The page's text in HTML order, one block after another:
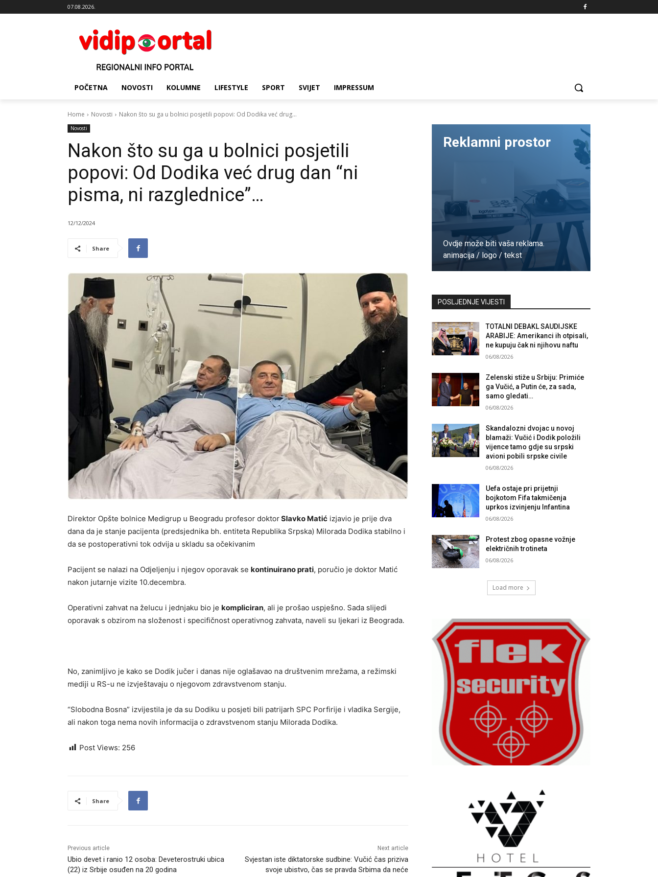
07.08.2026.
POČETNA NOVOSTI KOLUMNE LIFESTYLE SPORT SVIJET IMPRESSUM
Home Novosti Nakon što su ga u bolnici posjetili popovi: Od Dodika već drug...
Novosti
Nakon što su ga u bolnici posjetili
popovi: Od Dodika već drug dan “ni
pisma, ni razglednice”…
12/12/2024
Share
Direktor Opšte bolnice Medigrup u Beogradu profesor doktorSlavko Matić izjavio je prije dva
dana da je stanje pacijenta (predsjednika bh. entiteta Republika Srpska) Milorada Dodika stabilno i
da se postoperativni tok odvija u skladu sa očekivanim
Pacijent se nalazi na Odjeljenju i njegov oporavak se kontinuirano prati, poručio je doktor Matić
nakon jutarnje vizite 10.decembra.
Operativni zahvat na želucu i jednjaku bio je kompliciran, ali je prošao uspješno. Sada slijedi
oporavak s obzirom na složenost i specifičnost operativnog zahvata, naveli su ljekari iz Beograda.
No, zanimljivo je kako se Dodik jučer i danas nije oglašavao na društvenim mrežama, a režimski
mediji u RS-u ne izvještavaju o njegovom zdravstvenom stanju.
“Slobodna Bosna” izvijestila je da su Dodiku u posjeti bili patrijarh SPC Porfirije i vladika Sergije,
ali nakon toga nema novih informacija o zdravstvenom stanju Milorada Dodika.
Post Views: 256
Share
Previous article
Ubio devet i ranio 12 osoba: Deveterostruki ubica
(22) iz Srbije osuđen na 20 godina
Next article
Svjestan iste diktatorske sudbine: Vučić čas priziva
svoje ubistvo, čas se pravda Srbima da neće
Reklamni prostor
Ovdje može biti vaša reklama.
animacija / logo / tekst
POSLJEDNJE VIJESTI
TOTALNI DEBAKL SAUDIJSKE
ARABIJE: Amerikanci ih otpisali,
ne kupuju čak ni njihovu naftu
06/08/2026
Zelenski stiže u Srbiju: Primiće
ga Vučić, a Putin će, za sada,
samo gledati…
06/08/2026
Skandalozni dvojac u novoj
blamaži: Vučić i Dodik položili
vijence tamo gdje su srpski
avioni pobili srpske civile
06/08/2026
Uefa ostaje pri prijetnji
bojkotom Fifa takmičenja
uprkos izvinjenju Infantina
06/08/2026
Protest zbog opasne vožnje
električnih trotineta
06/08/2026
Load more